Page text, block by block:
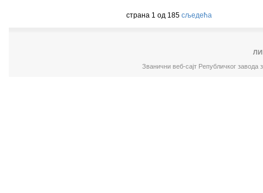
страна 1 од 185 сљедећа
Званични веб-сајт Републичког